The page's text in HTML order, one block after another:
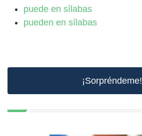
puede en sílabas
pueden en sílabas
¡Sorpréndeme!